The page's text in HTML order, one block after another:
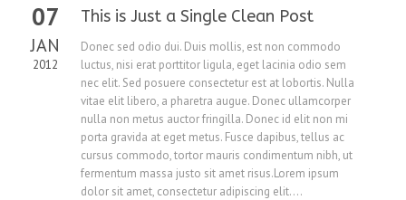
07
JAN
2012
This is Just a Single Clean Post
Donec sed odio dui. Duis mollis, est non commodo
luctus, nisi erat porttitor ligula, eget lacinia odio sem
nec elit. Sed posuere consectetur est at lobortis. Nulla
vitae elit libero, a pharetra augue. Donec ullamcorper
nulla non metus auctor fringilla. Donec id elit non mi
porta gravida at eget metus. Fusce dapibus, tellus ac
cursus commodo, tortor mauris condimentum nibh, ut
fermentum massa justo sit amet risus.Lorem ipsum
dolor sit amet, consectetur adipiscing elit....